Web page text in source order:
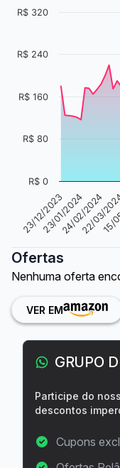
23/12/2023
23/01/2024
24/02/2024
22/03/
R$ 0
R$ 80
R$ 160
R$ 240
R$ 320
Ofertas
Nenhuma oferta
VER EM
GRUPO
Participe do
descontos
Cupons